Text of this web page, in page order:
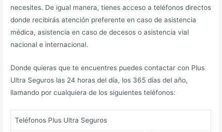
necesites. De igual manera, tienes acceso a teléfonos directos
donde recibirás atención preferente en caso de asistencia
médica, asistencia en caso de decesos o asistencia vial
nacional e internacional.
Donde quieras que te encuentres puedes contactar con Plus
Ultra Seguros las 24 horas del día, los 365 días del año,
llamando por cualquiera de los siguientes teléfonos:
Teléfonos Plus Ultra Seguros